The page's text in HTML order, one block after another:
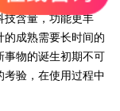
技含量，功能更丰
成熟需要长时间的
事物的诞生初期不可
验，在使用过程中